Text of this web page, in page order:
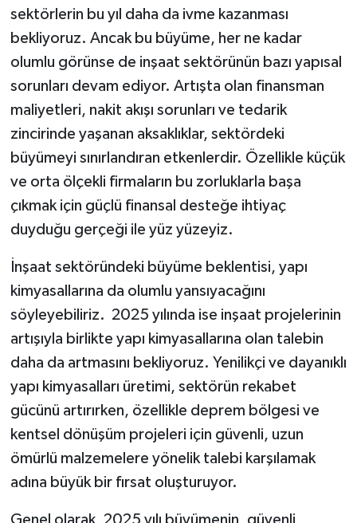
sektörlerin bu yıl daha da ivme kazanması
bekliyoruz. Ancak bu büyüme, her ne kadar
olumlu görünse de inşaat sektörünün bazı yapısal
sorunları devam ediyor. Artışta olan finansman
maliyetleri, nakit akışı sorunları ve tedarik
zincirinde yaşanan aksaklıklar, sektördeki
büyümeyi sınırlandıran etkenlerdir. Özellikle küçük
ve orta ölçekli firmaların bu zorluklarla başa
çıkmak için güçlü finansal desteğe ihtiyaç
duyduğu gerçeği ile yüz yüzeyiz.
İnşaat sektöründeki büyüme beklentisi, yapı
kimyasallarına da olumlu yansıyacağını
söyleyebiliriz. 2025 yılında ise inşaat projelerinin
artışıyla birlikte yapı kimyasallarına olan talebin
daha da artmasını bekliyoruz. Yenilikçi ve dayanıklı
yapı kimyasalları üretimi, sektörün rekabet
gücünü artırırken, özellikle deprem bölgesi ve
kentsel dönüşüm projeleri için güvenli, uzun
ömürlü malzemelere yönelik talebi karşılamak
adına büyük bir fırsat oluşturuyor.